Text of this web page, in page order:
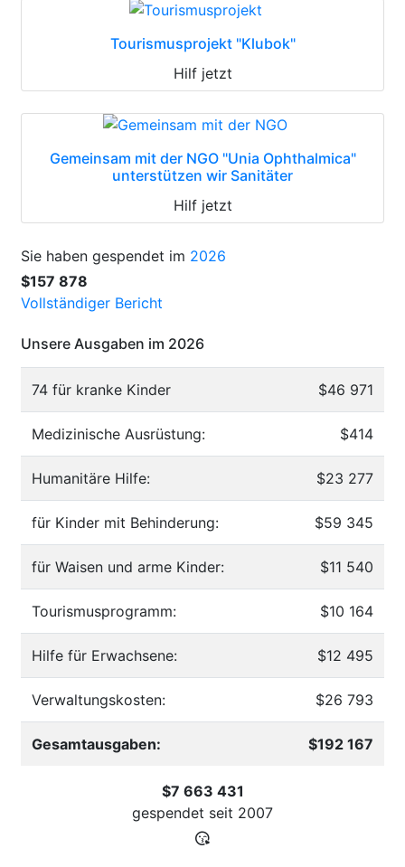
Tourismusprojekt "Klubok"
Hilf jetzt
Gemeinsam mit der NGO "Unia Ophthalmica"
unterstützen wir Sanitäter
Hilf jetzt
Sie haben gespendet im 2026
$157 878
Vollständiger Bericht
Unsere Ausgaben im 2026
74 für kranke Kinder $46 971
Medizinische Ausrüstung: $414
Humanitäre Hilfe: $23 277
für Kinder mit Behinderung: $59 345
für Waisen und arme Kinder: $11 540
Tourismusprogramm: $10 164
Hilfe für Erwachsene: $12 495
Verwaltungskosten: $26 793
Gesamtausgaben: $192 167
$7 663 431
gespendet seit 2007